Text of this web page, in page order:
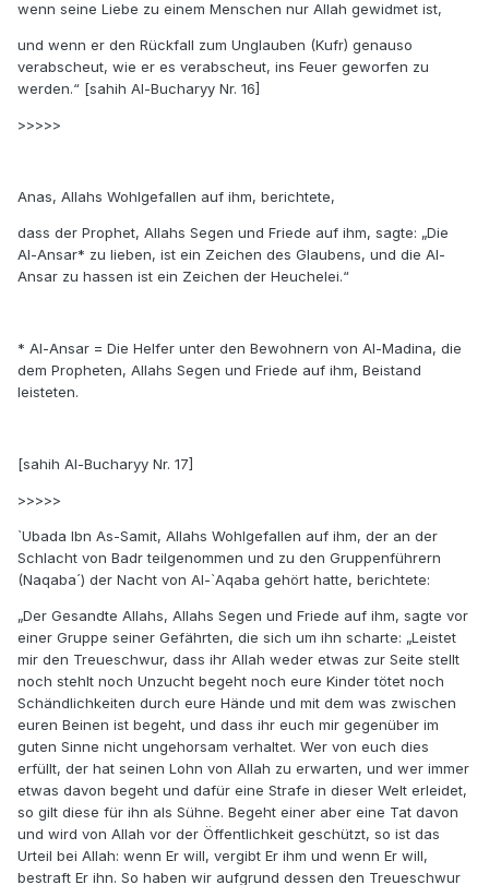
wenn seine Liebe zu einem Menschen nur Allah gewidmet ist,
und wenn er den Rückfall zum Unglauben (Kufr) genauso
verabscheut, wie er es verabscheut, ins Feuer geworfen zu
werden.“ [sahih Al-Bucharyy Nr. 16]
>>>>>
Anas, Allahs Wohlgefallen auf ihm, berichtete,
dass der Prophet, Allahs Segen und Friede auf ihm, sagte: „Die
Al-Ansar* zu lieben, ist ein Zeichen des Glaubens, und die Al-
Ansar zu hassen ist ein Zeichen der Heuchelei.“
* Al-Ansar = Die Helfer unter den Bewohnern von Al-Madina, die
dem Propheten, Allahs Segen und Friede auf ihm, Beistand
leisteten.
[sahih Al-Bucharyy Nr. 17]
>>>>>
`Ubada Ibn As-Samit, Allahs Wohlgefallen auf ihm, der an der
Schlacht von Badr teilgenommen und zu den Gruppenführern
(Naqaba´) der Nacht von Al-`Aqaba gehört hatte, berichtete:
„Der Gesandte Allahs, Allahs Segen und Friede auf ihm, sagte vor
einer Gruppe seiner Gefährten, die sich um ihn scharte: „Leistet
mir den Treueschwur, dass ihr Allah weder etwas zur Seite stellt
noch stehlt noch Unzucht begeht noch eure Kinder tötet noch
Schändlichkeiten durch eure Hände und mit dem was zwischen
euren Beinen ist begeht, und dass ihr euch mir gegenüber im
guten Sinne nicht ungehorsam verhaltet. Wer von euch dies
erfüllt, der hat seinen Lohn von Allah zu erwarten, und wer immer
etwas davon begeht und dafür eine Strafe in dieser Welt erleidet,
so gilt diese für ihn als Sühne. Begeht einer aber eine Tat davon
und wird von Allah vor der Öffentlichkeit geschützt, so ist das
Urteil bei Allah: wenn Er will, vergibt Er ihm und wenn Er will,
bestraft Er ihn. So haben wir aufgrund dessen den Treueschwur